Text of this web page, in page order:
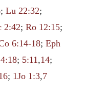
;Lu 22:32;
2:42;Ro 12:15;
6:14-18;Eph
; 5:11,14;
; 1Jo 1:3,7